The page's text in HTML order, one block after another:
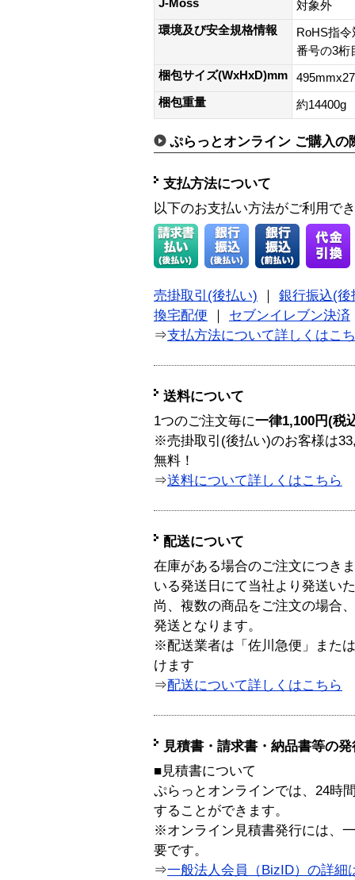
J-Moss
対象外
環境及び安全規格情報
RoHS指
番号の3桁
梱包サイズ(WxHxD)mm
梱包重量
約14400g
ぷらっとオンライン ご購入の
支払方法について
以下のお支払い方法がご利用で
売掛取引(後払い) ｜ 銀行振込(後
換宅配便 ｜ セブンイレブン決済
⇒支払方法について詳しくはこ
送料について
1つのご注文毎に一律1,100円(税
※売掛取引(後払い)のお客様は
無料！
⇒送料について詳しくはこちら
配送について
在庫がある場合のご注文につき
いる発送日にて当社より発送い
尚、複数の商品をご注文の場合
発送となります。
※配送業者は「佐川急便」また
けます
⇒配送について詳しくはこちら
見積書・請求書・納品書等の
■見積書について
ぷらっとオンラインでは、24時
することができます。
※オンライン見積書発行には、
要です。
⇒一般法人会員（BizID）の詳細